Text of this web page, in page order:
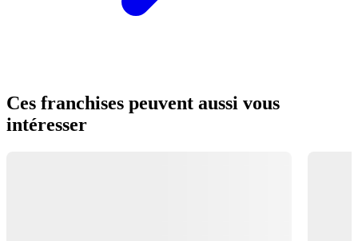
Ces franchises peuvent aussi vous
intéresser